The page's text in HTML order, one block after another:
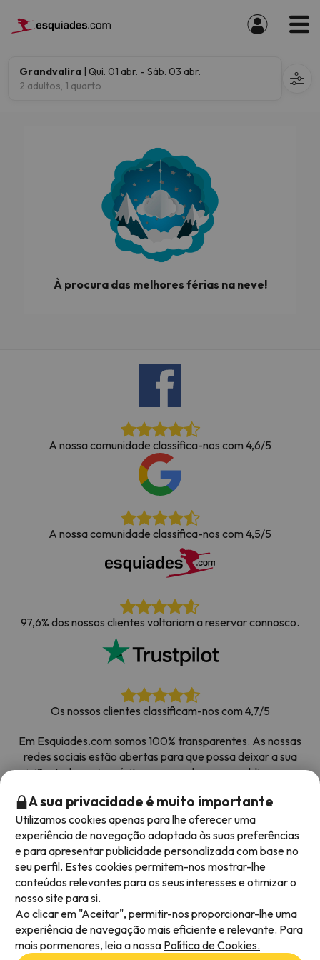
Grandvalira | Qui. 01 abr. - Sáb. 03 abr.
2 adultos, 1 quarto
À procura das melhores férias na neve!
A nossa comunidade classifica-nos com 4,6/5
A nossa comunidade classifica-nos com 4,5/5
97,6% dos nossos clientes voltariam a reservar connosco.
Os nossos clientes classificam-nos com 4,7/5
Em Esquiades.com somos 100% transparentes. As nossas
redes sociais estão abertas para que possa deixar a sua
opinião, todos os inquéritos que recebemos e publicamos na
Obrigado pela confiança|Mais de 700 000 pessoas
reservaram as suas férias na neve com Esquiades.com
Métodos de pagamento disponíveis
A sua privacidade é muito importante
Utilizamos cookies apenas para lhe oferecer uma
experiência de navegação adaptada às suas preferências
e para apresentar publicidade personalizada com base no
seu perfil. Estes cookies permitem-nos mostrar-lhe
conteúdos relevantes para os seus interesses e otimizar o
nosso site para si.
Ao clicar em "Aceitar", permitir-nos proporcionar-lhe uma
experiência de navegação mais eficiente e relevante. Para
mais pormenores, leia a nossa Política de Cookies.